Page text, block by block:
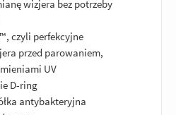
wizjera bez potrzeby
czyli perfekcyjne
przed parowaniem,
UV
D-ring
antybakteryjna